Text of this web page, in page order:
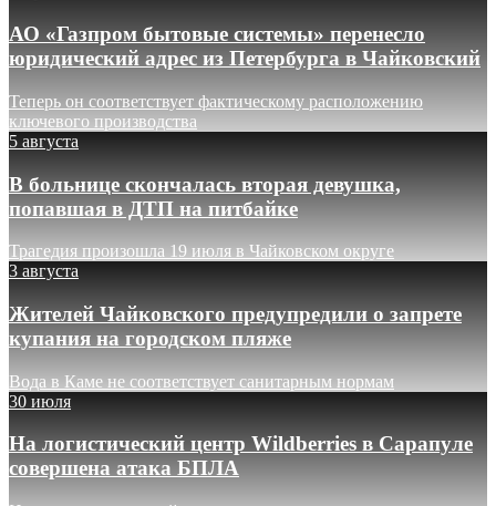
АО «Газпром бытовые системы» перенесло
юридический адрес из Петербурга в Чайковский
Теперь он соответствует фактическому расположению
ключевого производства
5 августа
В больнице скончалась вторая девушка,
попавшая в ДТП на питбайке
Трагедия произошла 19 июля в Чайковском округе
3 августа
Жителей Чайковского предупредили о запрете
купания на городском пляже
Вода в Каме не соответствует санитарным нормам
30 июля
На логистический центр Wildberries в Сарапуле
совершена атака БПЛА